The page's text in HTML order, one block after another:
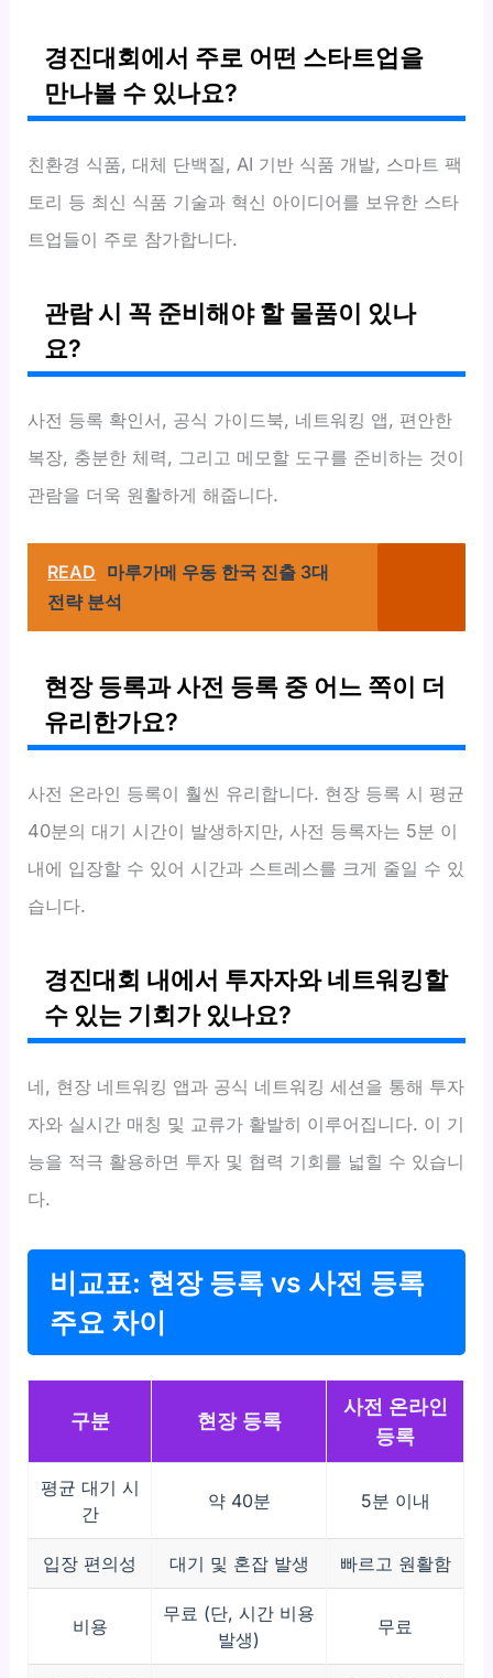
경진대회에서 주로 어떤 스타트업을
만나볼 수 있나요?
친환경 식품, 대체 단백질, AI 기반 식품 개발, 스마트 팩
토리 등 최신 식품 기술과 혁신 아이디어를 보유한 스타
트업들이 주로 참가합니다.
관람 시 꼭 준비해야 할 물품이 있나
요?
사전 등록 확인서, 공식 가이드북, 네트워킹 앱, 편안한
복장, 충분한 체력, 그리고 메모할 도구를 준비하는 것이
관람을 더욱 원활하게 해줍니다.
READ 마루가메 우동 한국 진출 3대
전략 분석
현장 등록과 사전 등록 중 어느 쪽이 더
유리한가요?
사전 온라인 등록이 훨씬 유리합니다. 현장 등록 시 평균
40분의 대기 시간이 발생하지만, 사전 등록자는 5분 이
내에 입장할 수 있어 시간과 스트레스를 크게 줄일 수 있
습니다.
경진대회 내에서 투자자와 네트워킹할
수 있는 기회가 있나요?
네, 현장 네트워킹 앱과 공식 네트워킹 세션을 통해 투자
자와 실시간 매칭 및 교류가 활발히 이루어집니다. 이 기
능을 적극 활용하면 투자 및 협력 기회를 넓힐 수 있습니
다.
비교표: 현장 등록 vs 사전 등록
주요 차이
구분 현장 등록
사전 온라인
등록
평균 대기 시
간
약 40분 5분 이내
입장 편의성 대기 및 혼잡 발생 빠르고 원활함
비용
무료 (단, 시간 비용
발생)
무료